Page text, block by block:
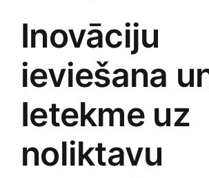
Inovāciju
ieviešana
Ietekme uz
noliktavu